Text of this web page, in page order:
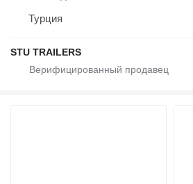
Турция
STU TRAILERS